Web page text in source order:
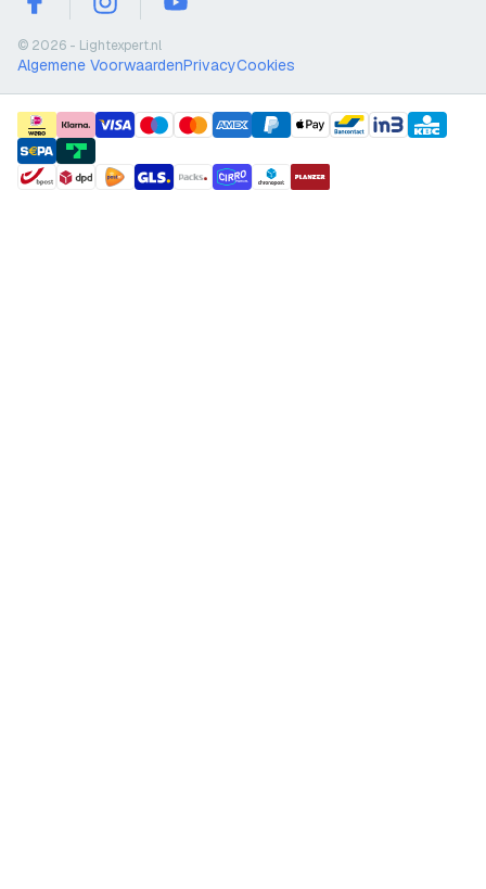
facebookinstagramyoutube
© 2026 - Lightexpert.nl
Algemene VoorwaardenPrivacyCookies
payment methods
shipment methods